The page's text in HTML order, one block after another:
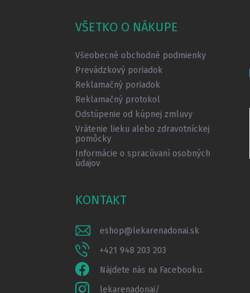
VŠETKO O NÁKUPE
Všeobecné obchodné podmienky
Prevádzkový poriadok
Reklamačný poriadok
Reklamačný protokol
Odstúpenie od kúpnej zmluvy
Vrátenie lieku alebo zdravotníckej
pomôcky
Informácie o spracúvaní osobných
údajov
KONTAKT
eshop@lekarenadonai.sk
+421 948 203 203
Nájdete nás na Facebooku.
lekarenadonai/